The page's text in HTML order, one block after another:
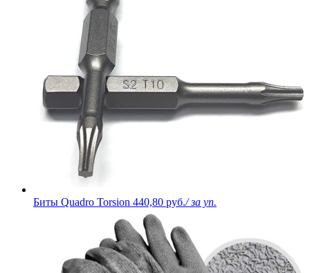
Биты Quadro Torsion 440,80 руб./ за уп.